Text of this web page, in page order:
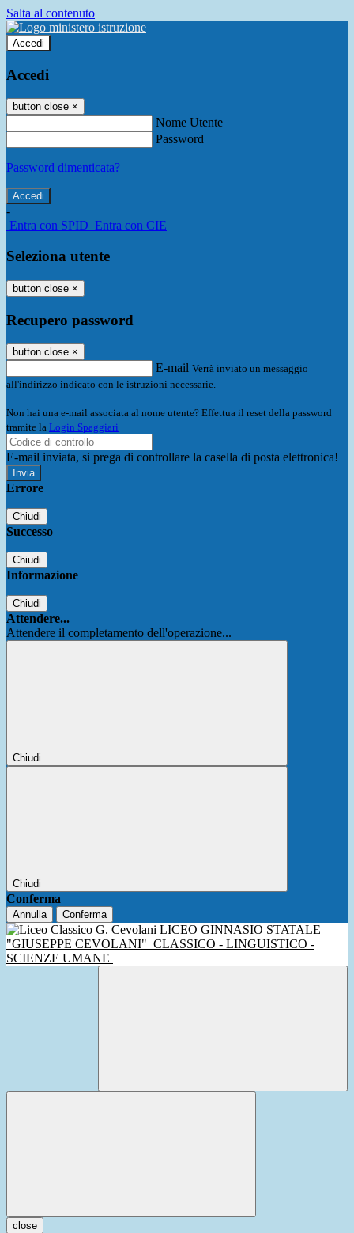
Salta al contenuto
Accedi
Accedi
button close ×
Nome Utente
Password
Password dimenticata?
-
Entra con SPID Entra con CIE
Seleziona utente
button close ×
Recupero password
button close ×
E-mail Verrà inviato un messaggio
all'indirizzo indicato con le istruzioni necessarie.
Non hai una e-mail associata al nome utente? Effettua il reset della password
tramite la Login Spaggiari
E-mail inviata, si prega di controllare la casella di posta elettronica!
Errore
Chiudi
Successo
Chiudi
Informazione
Chiudi
Attendere...
Attendere il completamento dell'operazione...
Chiudi
Chiudi
Conferma
Annulla Conferma
LICEO GINNASIO STATALE
"GIUSEPPE CEVOLANI" CLASSICO - LINGUISTICO -
SCIENZE UMANE
close